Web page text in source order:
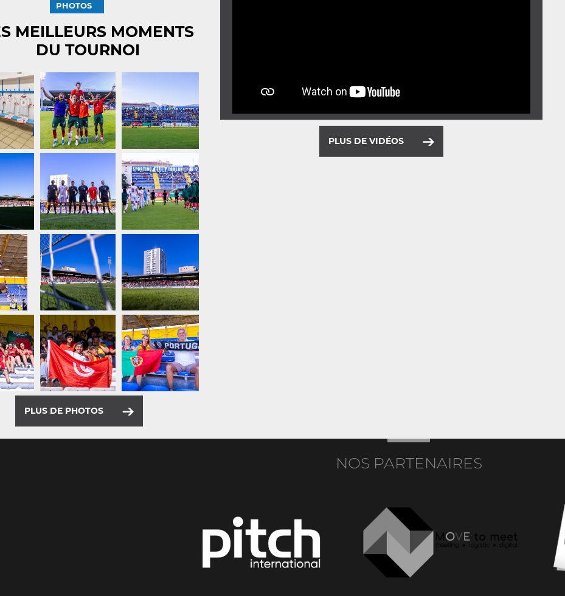
PHOTOS
MEILLEURS MOMENTS
DU TOURNOI
PLUS DE PHOTOS
PLUS DE VIDÉOS
NOS PARTENAIRES